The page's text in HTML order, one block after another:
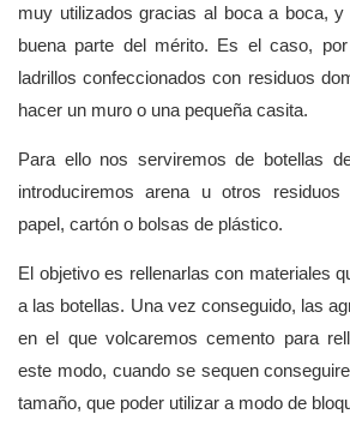
muy utilizados gracias al boca a boca,
buena parte del mérito. Es el caso,
ladrillos confeccionados con residuos
hacer un muro o una pequeña casita.
Para ello nos serviremos de botellas
introduciremos arena u otros
papel, cartón o bolsas de plástico.
El objetivo es rellenarlas con materiales
a las botellas. Una vez conseguido, las
en el que volcaremos cemento para
este modo, cuando se sequen
tamaño, que poder utilizar a modo de